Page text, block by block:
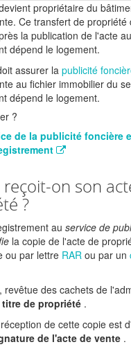
propriétaire du
Ce transfert de propriété
la publication de l'acte au
dépend le logement.
assurer la publicité
au fichier immobilier du
dépend le logement.
?
de la publicité foncière
on son
?
au service de
la copie de l'acte de
ou par lettre RAR ou par un
revêtue des cachets de
titre de propriété .
de cette copie est d'
de l'acte de vente .